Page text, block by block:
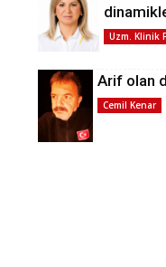
Uzm. Klinik
Arif olan
Cemil Kenar